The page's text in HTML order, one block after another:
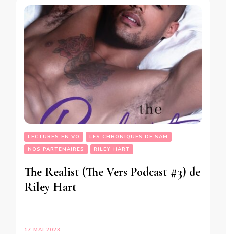
LECTURES EN VO
LES CHRONIQUES DE SAM
NOS PARTENAIRES
RILEY HART
The Realist (The Vers Podcast #3) de
Riley Hart
17 MAI 2023